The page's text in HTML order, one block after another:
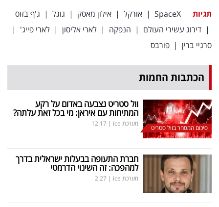
תגיות SpaceX
| אורקל | אילון מאסק | גוגל | ג'ף בזוס
| דירוג עשירי העולם | הנפקה | לארי אליסון | לארי פייג' |
סרגיי ברין | פורבס
הכתבות החמות
סיכום המסחר בוול סטריט
וול סטריט נצבעה באדום על רקע
המתיחות עם איראן: מי בכל זאת עלתה?
מערכת ice |
12:17
חברת התעופה בבעלות ישראלית בדרך
למהפכה: זה השינוי הדרמטי
מערכת ice |
2:27